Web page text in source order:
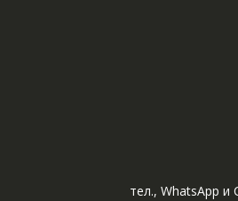
тел., WhatsApp